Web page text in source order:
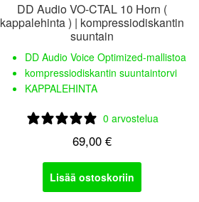
DD Audio VO-CTAL 10 Horn (
kappalehinta ) | kompressiodiskantin
suuntain
DD Audio Voice Optimized-mallistoa
kompressiodiskantin suuntaintorvi
KAPPALEHINTA
0 arvostelua
69,00€
Lisää ostoskoriin